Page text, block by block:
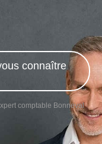
connaître
comptable Bonneval